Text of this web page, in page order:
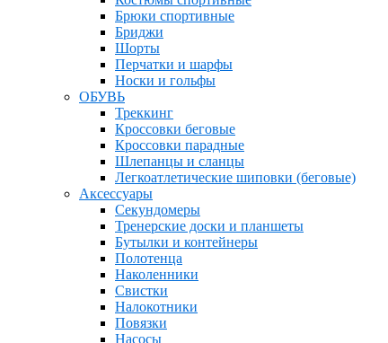
Брюки спортивные
Бриджи
Шорты
Перчатки и шарфы
Носки и гольфы
ОБУВЬ
Треккинг
Кроссовки беговые
Кроссовки парадные
Шлепанцы и сланцы
Легкоатлетические шиповки (беговые)
Аксессуары
Секундомеры
Тренерские доски и планшеты
Бутылки и контейнеры
Полотенца
Наколенники
Свистки
Налокотники
Повязки
Насосы